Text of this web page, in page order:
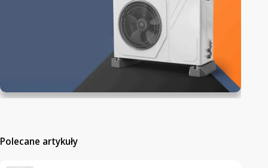
Polecane artykuły